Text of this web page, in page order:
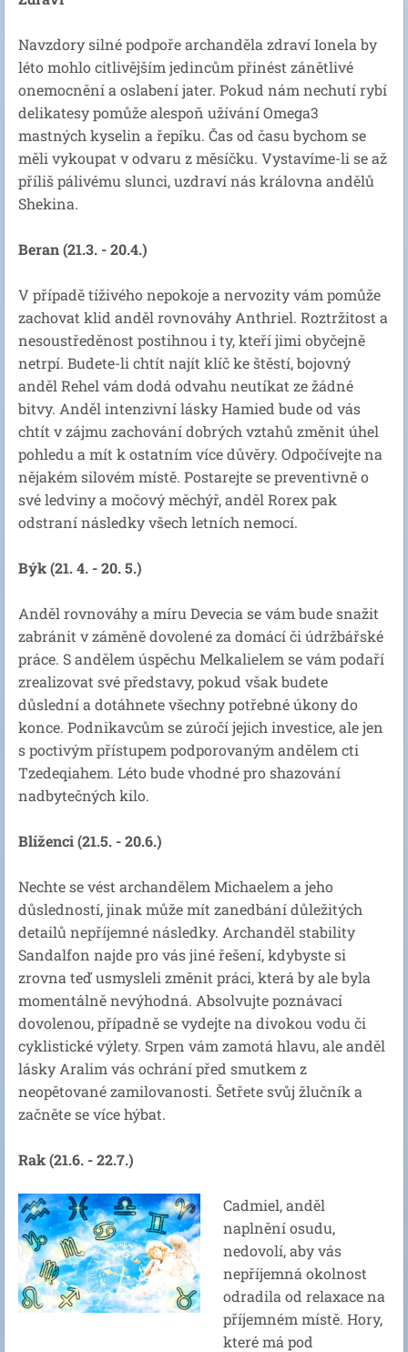
Navzdory silné podpoře archanděla zdraví Ionela by
léto mohlo citlivějším jedincům přinést zánětlivé
onemocnění a oslabení jater. Pokud nám nechutí rybí
delikatesy pomůže alespoň užívání Omega3
mastných kyselin a řepíku. Čas od času bychom se
měli vykoupat v odvaru z měsíčku. Vystavíme-li se až
příliš pálivému slunci, uzdraví nás královna andělů
Shekina.
Beran (21.3. - 20.4.)
V případě tíživého nepokoje a nervozity vám pomůže
zachovat klid anděl rovnováhy Anthriel. Roztržitost a
nesoustředěnost postihnou i ty, kteří jimi obyčejně
netrpí. Budete-li chtít najít klíč ke štěstí, bojovný
anděl Rehel vám dodá odvahu neutíkat ze žádné
bitvy. Anděl intenzivní lásky Hamied bude od vás
chtít v zájmu zachování dobrých vztahů změnit úhel
pohledu a mít k ostatním více důvěry. Odpočívejte na
nějakém silovém místě. Postarejte se preventivně o
své ledviny a močový měchýř, anděl Rorex pak
odstraní následky všech letních nemocí.
Býk (21. 4. - 20. 5.)
Anděl rovnováhy a míru Devecia se vám bude snažit
zabránit v záměně dovolené za domácí či údržbářské
práce. S andělem úspěchu Melkalielem se vám podaří
zrealizovat své představy, pokud však budete
důslední a dotáhnete všechny potřebné úkony do
konce. Podnikavcům se zúročí jejich investice, ale jen
s poctivým přístupem podporovaným andělem cti
Tzedeqiahem. Léto bude vhodné pro shazování
nadbytečných kilo.
Blíženci (21.5. - 20.6.)
Nechte se vést archandělem Michaelem a jeho
důsledností, jinak může mít zanedbání důležitých
detailů nepříjemné následky. Archanděl stability
Sandalfon najde pro vás jiné řešení, kdybyste si
zrovna teď usmysleli změnit práci, která by ale byla
momentálně nevýhodná. Absolvujte poznávací
dovolenou, případně se vydejte na divokou vodu či
cyklistické výlety. Srpen vám zamotá hlavu, ale anděl
lásky Aralim vás ochrání před smutkem z
neopětované zamilovanosti. Šetřete svůj žlučník a
začněte se více hýbat.
Rak (21.6. - 22.7.)
Cadmiel, anděl
naplnění osudu,
nedovolí, aby vás
nepříjemná okolnost
odradila od relaxace na
příjemném místě. Hory,
které má pod